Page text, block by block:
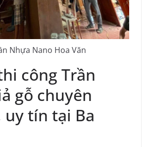
Nhựa Nano Hoa Văn
công Trần
gỗ chuyên
uy tín tại Ba